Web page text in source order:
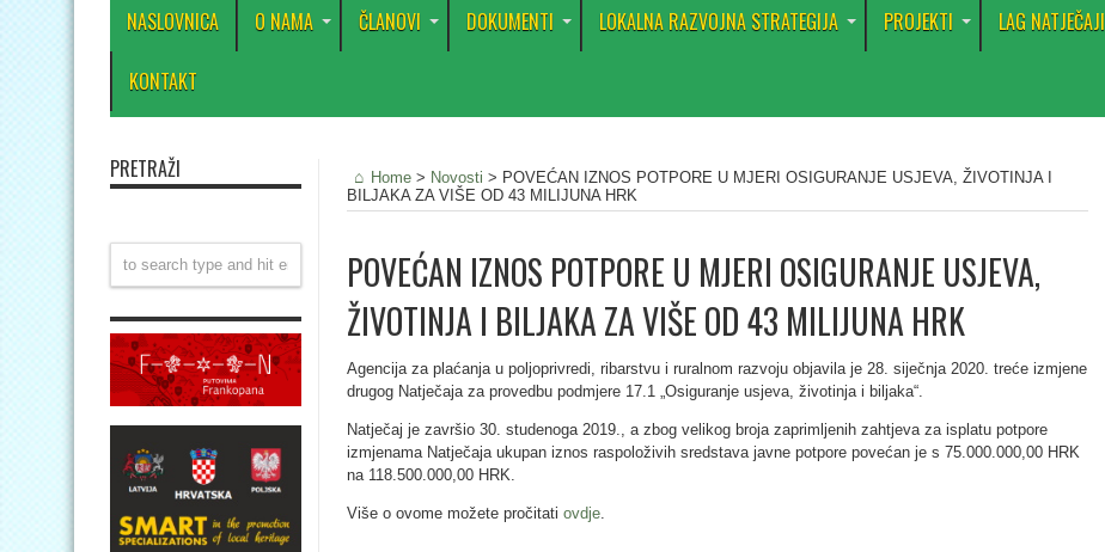
NASLOVNICA O NAMA ČLANOVI DOKUMENTI LOKALNA RAZVOJNA STRATEGIJA PROJEKTI LAG NATJEČAJI
KONTAKT
Home > Novosti > POVEĆAN IZNOS POTPORE U MJERI OSIGURANJE USJEVA, ŽIVOTINJA I
BILJAKA ZA VIŠE OD 43 MILIJUNA HRK
POVEĆAN IZNOS POTPORE U MJERI OSIGURANJE USJEVA,
ŽIVOTINJA I BILJAKA ZA VIŠE OD 43 MILIJUNA HRK
Agencija za plaćanja u poljoprivredi, ribarstvu i ruralnom razvoju objavila je 28. siječnja 2020. treće izmjene
drugog Natječaja za provedbu podmjere 17.1 „Osiguranje usjeva, životinja i biljaka“.
Natječaj je završio 30. studenoga 2019., a zbog velikog broja zaprimljenih zahtjeva za isplatu potpore
izmjenama Natječaja ukupan iznos raspoloživih sredstava javne potpore povećan je s 75.000.000,00 HRK
na 118.500.000,00 HRK.
Više o ovome možete pročitati ovdje.
PRETRAŽI